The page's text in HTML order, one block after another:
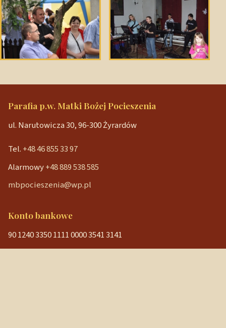
Parafia p.w. Matki Bożej Pocieszenia
ul. Narutowicza 30, 96-300 Żyrardów
Tel. +48 46 855 33 97
Alarmowy+48 889 538 585
mbpocieszenia@wp.pl
Konto bankowe
90 1240 3350 1111 0000 3541 3141